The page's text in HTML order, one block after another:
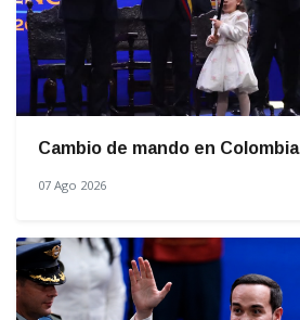
Cambio de mando en Colombia
07 Ago 2026